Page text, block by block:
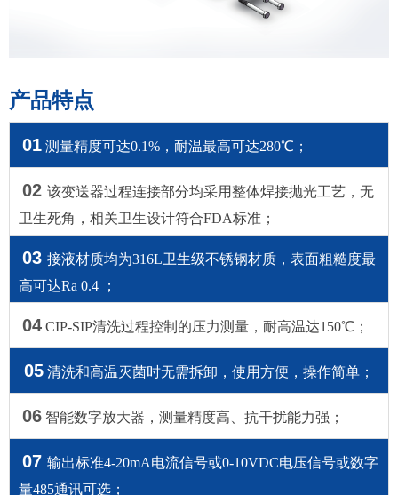
产品特点
01 测量精度可达0.1%，耐温最高可达280℃；
02 该变送器过程连接部分均采用整体焊接抛光工艺，无
卫生死角，相关卫生设计符合FDA标准；
03 接液材质均为316L卫生级不锈钢材质，表面粗糙度最
高可达Ra 0.4 ；
04 CIP-SIP清洗过程控制的压力测量，耐高温达150℃；
05 清洗和高温灭菌时无需拆卸，使用方便，操作简单；
06 智能数字放大器，测量精度高、抗干扰能力强；
07 输出标准4-20mA电流信号或0-10VDC电压信号或数字
量485通讯可选；